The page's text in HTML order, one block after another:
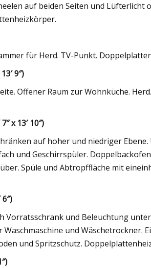
auf beiden Seiten und Lüfterlicht
für Herd. TV-Punkt.
9″)
Offener Raum zur Wohnküche.
x 13′ 10″)
auf hoher und niedriger
und Geschirrspüler.
Spüle und Abtropffläche mit
Vorratsschrank und Beleuchtung
und Wäschetrockner.
und Spritzschutz.